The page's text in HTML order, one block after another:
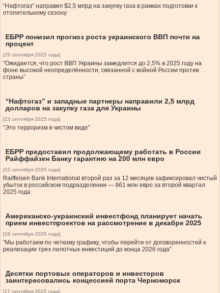
“Нафтогаз” направил $2,5 млрд на закупку газа в рамках подготовки к
отопительному сезону
ЕБРР понизил прогноз роста украинского ВВП почти на
процент
[25 сентября 2025 года]
“Ожидается, что рост ВВП Украины замедлится до 2,5% в 2025 году на
фоне высокой неопределённости, связанной с войной России против
страны”
“Нафтогаз” и западные партнеры направили 2,5 млрд
долларов на закупку газа для Украины
[23 сентября 2025 года]
“Это терроризм в чистом виде”
ЕБРР предоставил продолжающему работать в России
Райффайзен Банку гарантию на 200 млн евро
[22 сентября 2025 года]
Raiffeisen Bank International второй раз за 12 месяцев зафиксировал чистый
убыток в российском подразделении — 861 млн евро за второй квартал
2025 года
Американско-украинский инвестфонд планирует начать
прием инвестпроектов на рассмотрение в декабре 2025
[18 сентября 2025 года]
“Мы работаем по четкому графику, чтобы перейти от договоренностей к
реализации трех пилотных инвестиций до конца 2026 года”
Десятки портовых операторов и инвесторов
заинтересовались концессией порта Черноморск
[17 сентября 2025 года]